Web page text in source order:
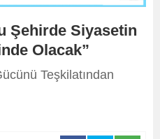
Şehirde Siyasetin
Olacak”
Teşkilatından